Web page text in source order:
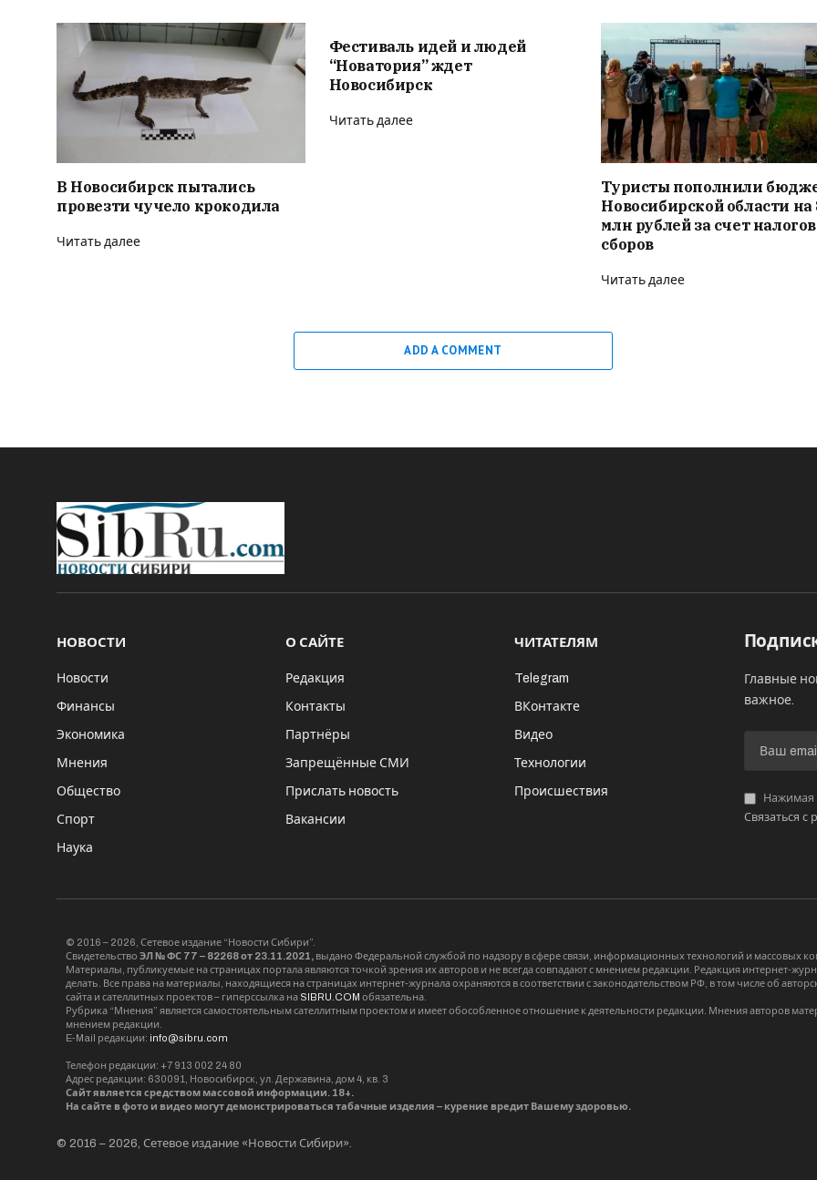
В Новосибирск пытались
провезти чучело крокодила
Читать далее
Фестиваль идей и людей
“Новатория” ждет
Новосибирск
Читать далее
Туристы пополнили
Новосибирской области на
млн рублей за счет
сборов
Читать далее
ADD A COMMENT
НОВОСТИ
Новости
Финансы
Экономика
Мнения
Общество
Спорт
Наука
О САЙТЕ
Редакция
Контакты
Партнёры
Запрещённые СМИ
Прислать новость
Вакансии
ЧИТАТЕЛЯМ
Telegram
ВКонтакте
Видео
Технологии
Происшествия
Главные
важное.
Нажимая
Связаться с
© 2016 – 2026, Сетевое издание “Новости Сибири”.
Свидетельство ЭЛ № ФС 77 – 82268 от 23.11.2021, выдано Федеральной службой по надзору в сфере связи, информационных технологий и массовых
Материалы, публикуемые на страницах портала являются точкой зрения их авторов и не всегда совпадают с мнением редакции. Редакция интернет-
делать. Все права на материалы, находящиеся на страницах интернет-журнала охраняются в соответствии с законодательством РФ, в том числе об
сайта и сателлитных проектов – гиперссылка на SIBRU.COM обязательна.
Рубрика “Мнения” является самостоятельным сателлитным проектом и имеет обособленное отношение к деятельности редакции. Мнения авторов
мнением редакции.
E-Mail редакции: info@sibru.com
Телефон редакции: +7 913 002 24 80
Адрес редакции: 630091, Новосибирск, ул. Державина, дом 4, кв. 3
Сайт является средством массовой информации. 18+.
На сайте в фото и видео могут демонстрироваться табачные изделия – курение вредит Вашему здоровью.
© 2016 – 2026, Сетевое издание «Новости Сибири».